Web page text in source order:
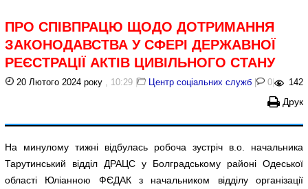
ПРО СПІВПРАЦЮ ЩОДО ДОТРИМАННЯ
ЗАКОНОДАВСТВА У СФЕРІ ДЕРЖАВНОЇ
РЕЄСТРАЦІЇ АКТІВ ЦИВІЛЬНОГО СТАНУ
20 Лютого 2024 року , 10:29 | Центр соціальних служб | 0 | 142
Друк
На минулому тижні відбулась робоча зустріч в.о. начальника
Тарутинський відділ ДРАЦС у Болградському районі Одеської
області Юліанною ФЄДАК з начальником відділу організації